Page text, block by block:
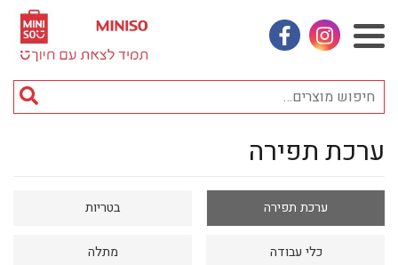
אינסטגראם
פייסבוק
אביזרי אופנה
אמבטיה
באק טו סקול
תוכן
מרכזיערכת תפירה
ערכת תפירה בטריות
כלי עבודה מתלה